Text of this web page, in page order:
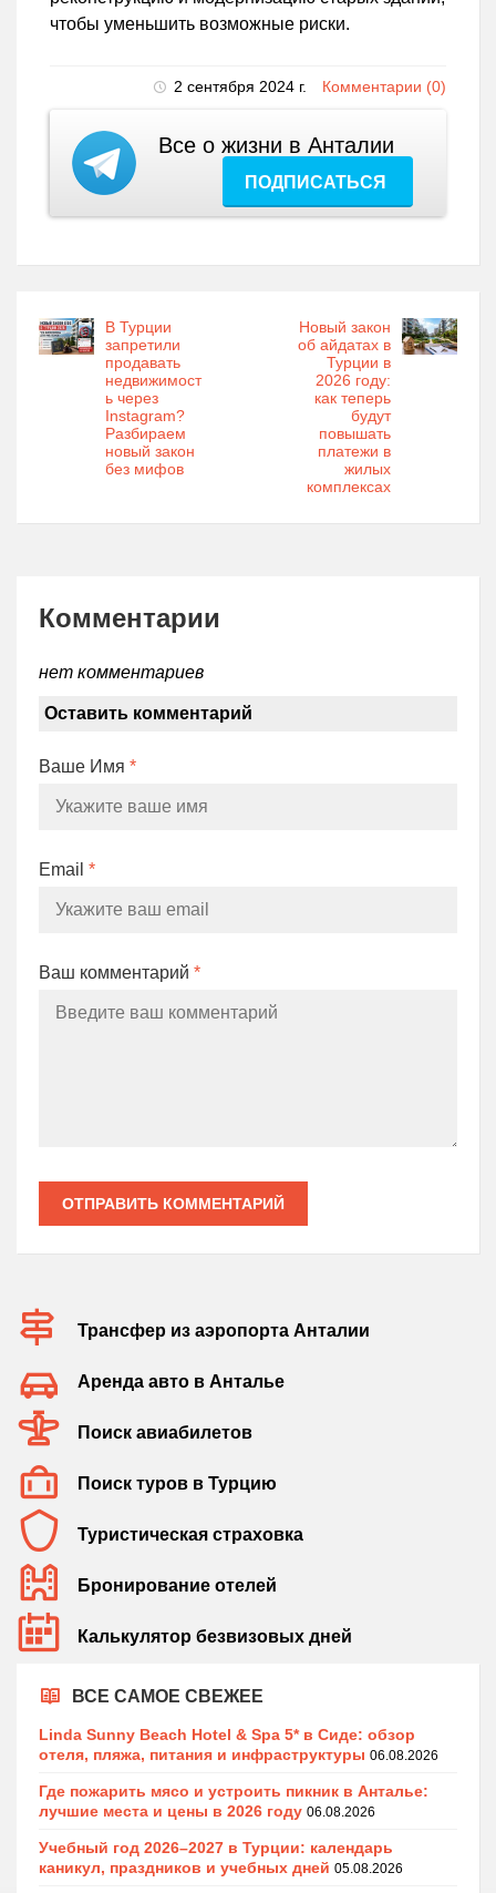
чтобы уменьшить возможные риски.
2 сентября 2024 г. Комментарии (0)
Все о жизни в Анталии
ПОДПИСАТЬСЯ
В Турции
запретили
продавать
недвижимост
ь через
Instagram?
Разбираем
новый закон
без мифов
Новый закон
об айдатах в
Турции в
2026 году:
как теперь
будут
повышать
платежи в
жилых
комплексах
Комментарии
нет комментариев
Оставить комментарий
Ваше Имя *
Email *
Ваш комментарий *
ОТПРАВИТЬ КОММЕНТАРИЙ
Трансфер из аэропорта Анталии
Аренда авто в Анталье
Поиск авиабилетов
Поиск туров в Турцию
Туристическая страховка
Бронирование отелей
Калькулятор безвизовых дней
ВСЕ САМОЕ СВЕЖЕЕ
Linda Sunny Beach Hotel & Spa 5* в Сиде: обзор
отеля, пляжа, питания и инфраструктуры 06.08.2026
Где пожарить мясо и устроить пикник в Анталье:
лучшие места и цены в 2026 году 06.08.2026
Учебный год 2026–2027 в Турции: календарь
каникул, праздников и учебных дней 05.08.2026